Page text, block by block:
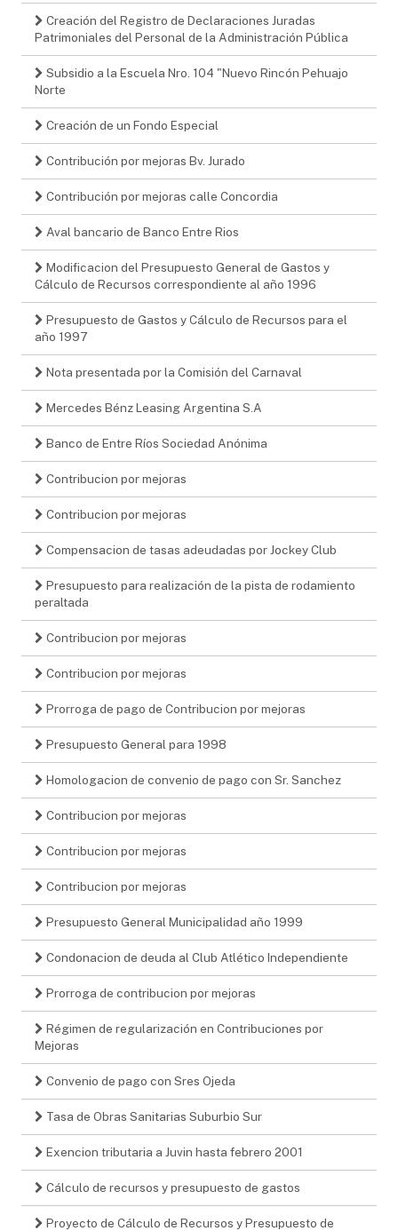
Creación del Registro de Declaraciones Juradas
Patrimoniales del Personal de la Administración Pública
Subsidio a la Escuela Nro. 104 "Nuevo Rincón Pehuajo
Norte
Creación de un Fondo Especial
Contribución por mejoras Bv. Jurado
Contribución por mejoras calle Concordia
Aval bancario de Banco Entre Rios
Modificacion del Presupuesto General de Gastos y
Cálculo de Recursos correspondiente al año 1996
Presupuesto de Gastos y Cálculo de Recursos para el
año 1997
Nota presentada por la Comisión del Carnaval
Mercedes Bénz Leasing Argentina S.A
Banco de Entre Ríos Sociedad Anónima
Contribucion por mejoras
Contribucion por mejoras
Compensacion de tasas adeudadas por Jockey Club
Presupuesto para realización de la pista de rodamiento
peraltada
Contribucion por mejoras
Contribucion por mejoras
Prorroga de pago de Contribucion por mejoras
Presupuesto General para 1998
Homologacion de convenio de pago con Sr. Sanchez
Contribucion por mejoras
Contribucion por mejoras
Contribucion por mejoras
Presupuesto General Municipalidad año 1999
Condonacion de deuda al Club Atlético Independiente
Prorroga de contribucion por mejoras
Régimen de regularización en Contribuciones por
Mejoras
Convenio de pago con Sres Ojeda
Tasa de Obras Sanitarias Suburbio Sur
Exencion tributaria a Juvin hasta febrero 2001
Cálculo de recursos y presupuesto de gastos
Proyecto de Cálculo de Recursos y Presupuesto de